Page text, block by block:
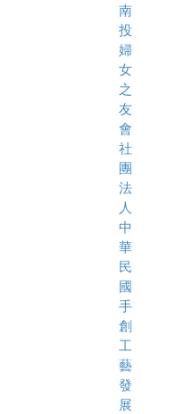
南
投
婦
女
之
友
會
社
團
法
人
中
華
民
國
手
創
工
藝
發
展